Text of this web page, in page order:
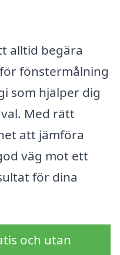
alltid begära
fönstermålning
som hjälper dig
Med rätt
att jämföra
väg mot ett
för dina
och utan